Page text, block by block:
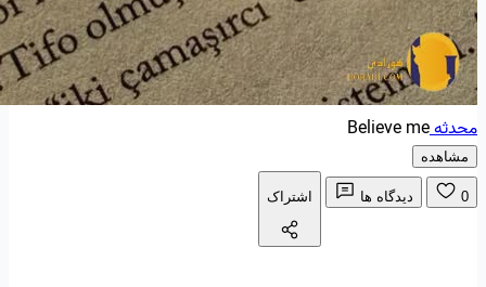
محدثهBelieve me
مشاهده
0 دیدگاه ها اشتراک